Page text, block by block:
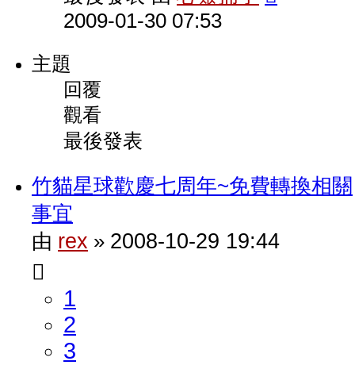
2009-01-30 07:53
主題
回覆
觀看
最後發表
竹貓星球歡慶七周年~免費轉換相關
事宜
由 rex » 2008-10-29 19:44
1
2
3